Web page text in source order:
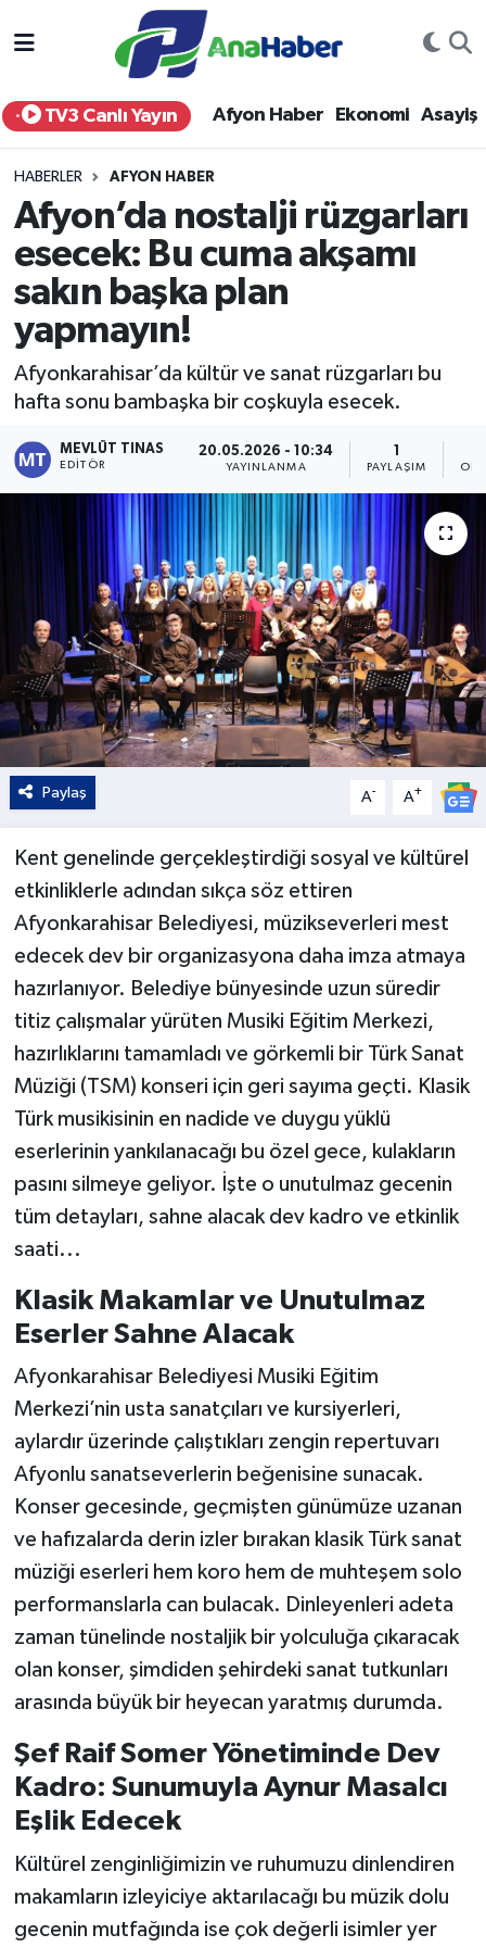
TV3 Canlı Yayın Afyon Haber Ekonomi Asayiş
HABERLER AFYON HABER
Afyon’da nostalji rüzgarları
esecek: Bu cuma akşamı
sakın başka plan
yapmayın!
Afyonkarahisar’da kültür ve sanat rüzgarları bu
hafta sonu bambaşka bir coşkuyla esecek.
MEVLÜT TINAS
EDITÖR
20.05.2026 - 10:34
YAYINLANMA PAYLAŞIM
Paylaş A- A+
Kent genelinde gerçekleştirdiği sosyal ve kültürel
etkinliklerle adından sıkça söz ettiren
Afyonkarahisar Belediyesi, müzikseverleri mest
edecek dev bir organizasyona daha imza atmaya
hazırlanıyor. Belediye bünyesinde uzun süredir
titiz çalışmalar yürüten Musiki Eğitim Merkezi,
hazırlıklarını tamamladı ve görkemli bir Türk Sanat
Müziği (TSM) konseri için geri sayıma geçti. Klasik
Türk musikisinin en nadide ve duygu yüklü
eserlerinin yankılanacağı bu özel gece, kulakların
pasını silmeye geliyor. İşte o unutulmaz gecenin
tüm detayları, sahne alacak dev kadro ve etkinlik
saati...
Klasik Makamlar ve Unutulmaz
Eserler Sahne Alacak
Afyonkarahisar Belediyesi Musiki Eğitim
Merkezi’nin usta sanatçıları ve kursiyerleri,
aylardır üzerinde çalıştıkları zengin repertuvarı
Afyonlu sanatseverlerin beğenisine sunacak.
Konser gecesinde, geçmişten günümüze uzanan
ve hafızalarda derin izler bırakan klasik Türk sanat
müziği eserleri hem koro hem de muhteşem solo
performanslarla can bulacak. Dinleyenleri adeta
zaman tünelinde nostaljik bir yolculuğa çıkaracak
olan konser, şimdiden şehirdeki sanat tutkunları
arasında büyük bir heyecan yaratmış durumda.
Şef Raif Somer Yönetiminde Dev
Kadro: Sunumuyla Aynur Masalcı
Eşlik Edecek
Kültürel zenginliğimizin ve ruhumuzu dinlendiren
makamların izleyiciye aktarılacağı bu müzik dolu
gecenin mutfağında ise çok değerli isimler yer
Yurt Haber
Afyon Haber
Siyaset
Spor
Sağlık
Teknoloji
Kültür - Sanat
Yaşam
Afyonkarahisar Nöbetçi Eczaneler
Afyonkarahisar Hava Durumu
Afyonkarahisar Trafik Yoğunluk Haritası
Süper Lig Puan Durumu ve Fikstür
Son Dakika Haberleri
Haber Arşivi